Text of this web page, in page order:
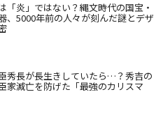
「炎」ではない？縄文時代の国宝・
、5000年前の人々が刻んだ謎とデザ
秀長が長生きしていたら…？秀吉の
家滅亡を防げた「最強のカリスマ